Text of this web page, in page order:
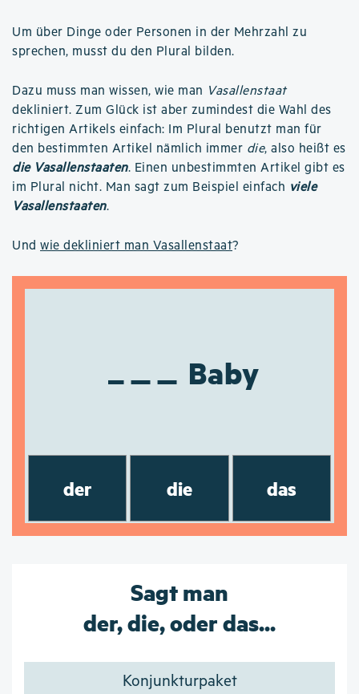
Um über Dinge oder Personen in der Mehrzahl zu
sprechen, musst du den Plural bilden.
Dazu muss man wissen, wie man Vasallenstaat
dekliniert. Zum Glück ist aber zumindest die Wahl des
richtigen Artikels einfach: Im Plural benutzt man für
den bestimmten Artikel nämlich immer die, also heißt es
die Vasallenstaaten. Einen unbestimmten Artikel gibt es
im Plural nicht. Man sagt zum Beispiel einfach viele
Vasallenstaaten.
Und wie dekliniert man Vasallenstaat?
Baby
der die das
Sagt man
der, die, oder das...
Konjunkturpaket